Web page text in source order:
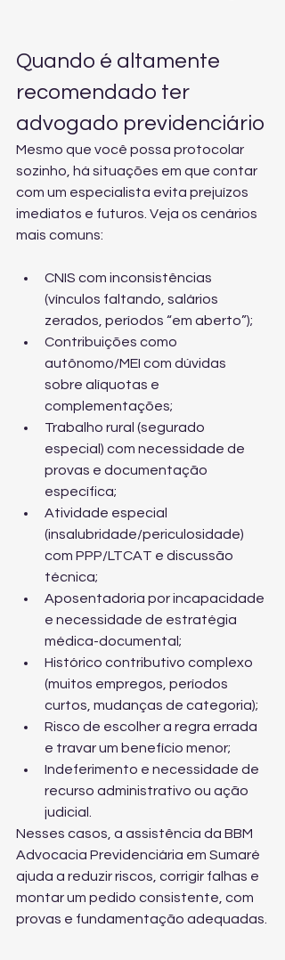
Quando é altamente
recomendado ter
advogado previdenciário
Mesmo que você possa protocolar
sozinho, há situações em que contar
com um especialista evita prejuízos
imediatos e futuros. Veja os cenários
mais comuns:
CNIS com inconsistências
(vínculos faltando, salários
zerados, períodos “em aberto”);
Contribuições como
autônomo/MEI com dúvidas
sobre alíquotas e
complementações;
Trabalho rural (segurado
especial) com necessidade de
provas e documentação
específica;
Atividade especial
(insalubridade/periculosidade)
com PPP/LTCAT e discussão
técnica;
Aposentadoria por incapacidade
e necessidade de estratégia
médica-documental;
Histórico contributivo complexo
(muitos empregos, períodos
curtos, mudanças de categoria);
Risco de escolher a regra errada
e travar um benefício menor;
Indeferimento e necessidade de
recurso administrativo ou ação
judicial.
Nesses casos, a assistência da BBM
Advocacia Previdenciária em Sumaré
ajuda a reduzir riscos, corrigir falhas e
montar um pedido consistente, com
provas e fundamentação adequadas.